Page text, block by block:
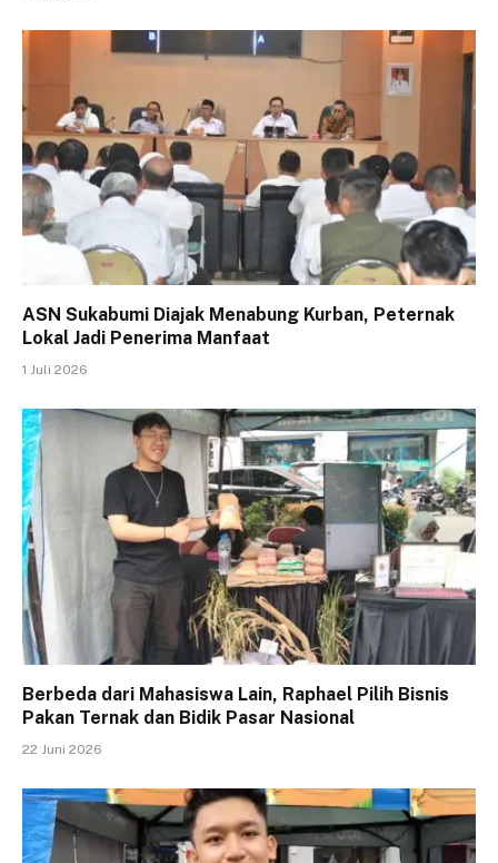
ASN Sukabumi Diajak Menabung Kurban, Peternak
Lokal Jadi Penerima Manfaat
1 Juli 2026
Berbeda dari Mahasiswa Lain, Raphael Pilih Bisnis
Pakan Ternak dan Bidik Pasar Nasional
22 Juni 2026